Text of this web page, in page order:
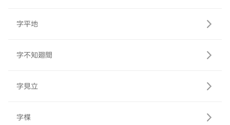
字平地
字不知廻間
字見立
字楪